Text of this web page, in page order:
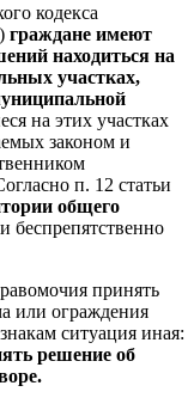
кодекса
граждане имеют
находиться на
участках,
на этих участках
законом и
п. 12 статьи
общего
беспрепятственно
принять
или ограждения
ситуация иная:
решение об